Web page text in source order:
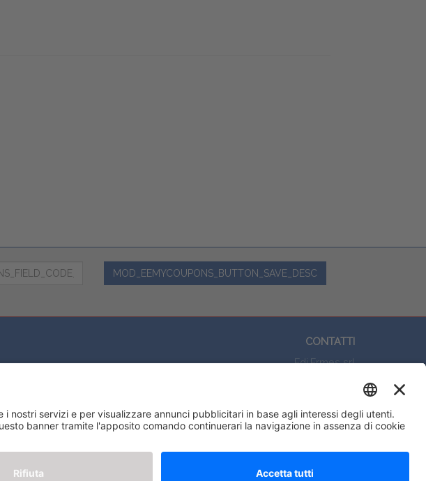
MOD_EEMYCOUPONS_BUTTON_SAVE_DESC
CONTATTI
Edi.Ermes srl
E-mail: eeinfo@eenet.it
Partita IVA e Codice Fiscale: 02254790153
ORARI
Lunedì — Giovedì: - 08:30 - 13:00 – 14:00 - 17:30